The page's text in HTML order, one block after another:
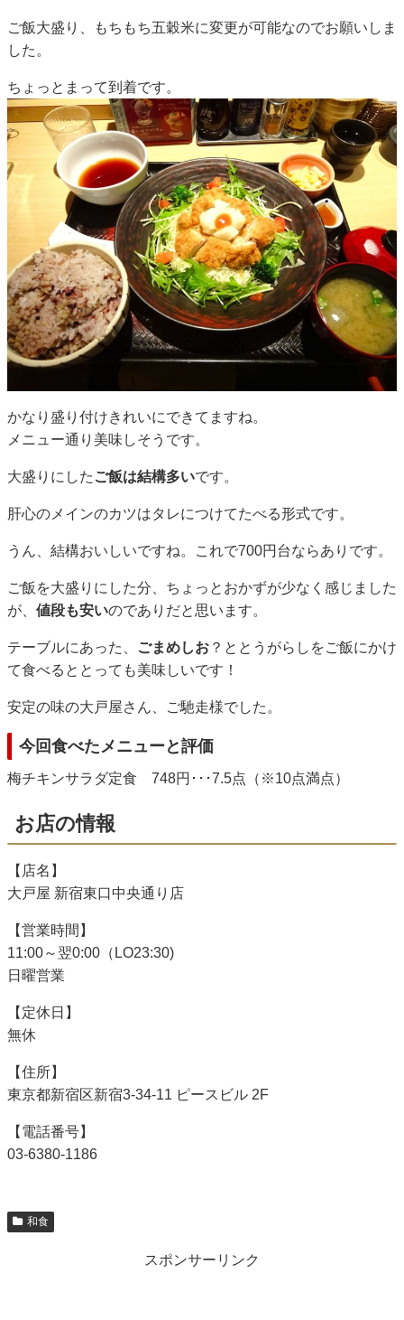
ご飯大盛り、もちもち五穀米に変更が可能なのでお願いしま
した。
ちょっとまって到着です。
かなり盛り付けきれいにできてますね。
メニュー通り美味しそうです。
大盛りにした ご飯は結構多いです。
肝心のメインのカツはタレにつけてたべる形式です。
うん、結構おいしいですね。これで700円台ならありです。
ご飯を大盛りにした分、ちょっとおかずが少なく感じました
が、 値段も安いのでありだと思います。
テーブルにあった、 ごまめしお ？ととうがらしをご飯にかけ
て食べるととっても美味しいです！
安定の味の大戸屋さん、ご馳走様でした。
今回食べたメニューと評価
梅チキンサラダ定食 748円･･･7.5点（※10点満点）
お店の情報
【店名】
大戸屋 新宿東口中央通り店
【営業時間】
11:00～翌0:00（LO23:30)
日曜営業
【定休日】
無休
【住所】
東京都新宿区新宿3-34-11 ピースビル 2F
【電話番号】
03-6380-1186
和食
スポンサーリンク